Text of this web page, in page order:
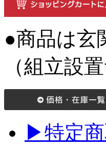
●商品は玄
（組立設
▶特定